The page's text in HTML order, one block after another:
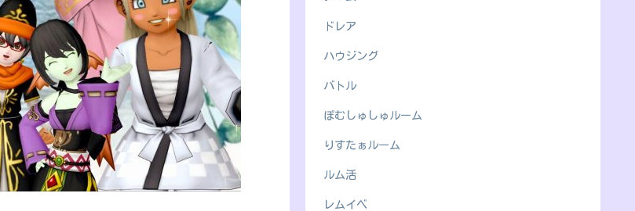
ドレア
ハウジング
バトル
ぽむしゅしゅルーム
りすたぁルーム
ルム活
レムイベ